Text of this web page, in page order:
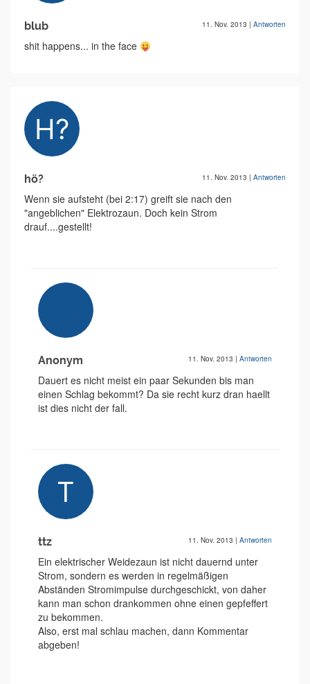
blub 11. Nov. 2013 | Antworten
shit happens... in the face
hö? 11. Nov. 2013 | Antworten
Wenn sie aufsteht (bei 2:17) greift sie nach den
"angeblichen" Elektrozaun. Doch kein Strom
drauf....gestellt!
Anonym 11. Nov. 2013 | Antworten
Dauert es nicht meist ein paar Sekunden bis man
einen Schlag bekommt? Da sie recht kurz dran haellt
ist dies nicht der fall.
ttz 11. Nov. 2013 | Antworten
Ein elektrischer Weidezaun ist nicht dauernd unter
Strom, sondern es werden in regelmäßigen
Abständen Stromimpulse durchgeschickt, von daher
kann man schon drankommen ohne einen gepfeffert
zu bekommen.
Also, erst mal schlau machen, dann Kommentar
abgeben!